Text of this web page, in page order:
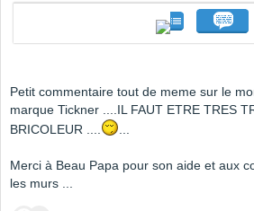
Petit commentaire tout de meme sur le
marque Tickner ....IL FAUT ETRE TRES
BRICOLEUR ....
...
Merci à Beau Papa pour son aide et aux
les murs ...